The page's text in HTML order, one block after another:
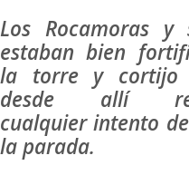
Los Rocamoras y
estaban bien
la torre y cortijo
desde allí
cualquier intento
la parada.